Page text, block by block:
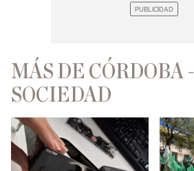
MÁS DE CÓRDOBA -
SOCIEDAD